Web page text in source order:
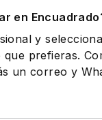
en
y
prefieras.
un correo y